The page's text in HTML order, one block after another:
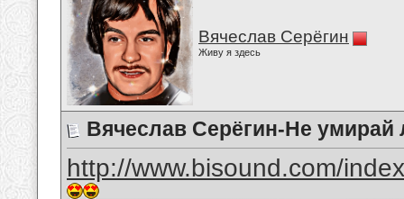
Вячеслав Серёгин
Живу я здесь
Вячеслав Серёгин-Не
http://www.bisound.com/